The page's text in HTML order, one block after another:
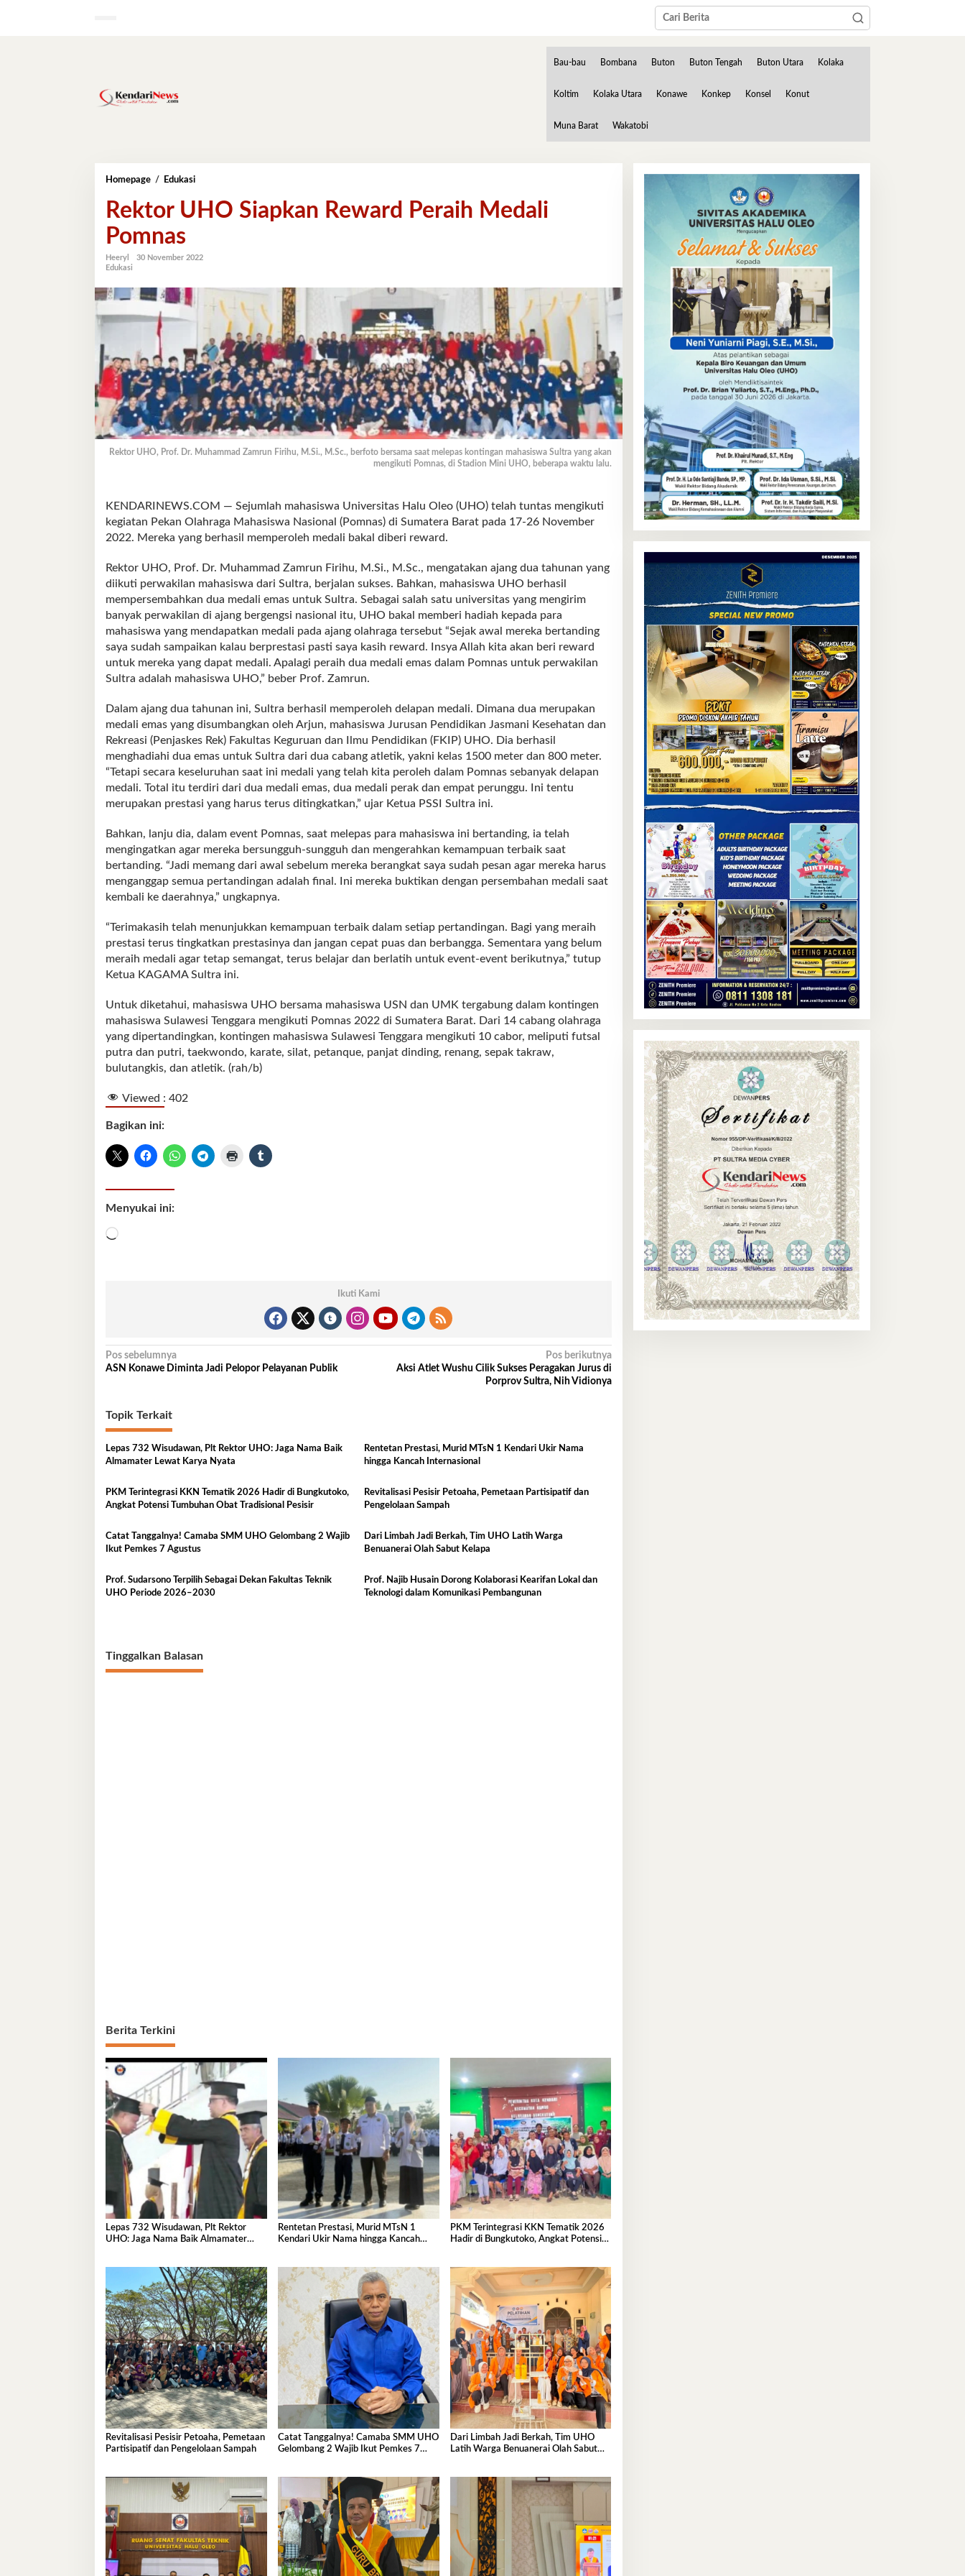
Bau-bau Bombana Buton Buton Tengah Buton Utara Kolaka
Koltim Kolaka Utara Konawe Konkep Konsel Konut
Muna Barat Wakatobi
Homepage / EdukasiRektor
Siapkan
Reward
Pomnas
Rektor UHO Siapkan Reward Peraih Medali
Pomnas
Heeryl
30 November 2022
Edukasi
Rektor UHO, Prof. Dr. Muhammad Zamrun Firihu, M.Si., M.Sc., berfoto bersama saat melepas kontingan mahasiswa Sultra yang akan
mengikuti Pomnas, di Stadion Mini UHO, beberapa waktu lalu.
KENDARINEWS.COM — Sejumlah mahasiswa Universitas Halu Oleo (UHO) telah tuntas mengikuti
kegiatan Pekan Olahraga Mahasiswa Nasional (Pomnas) di Sumatera Barat pada 17-26 November
2022. Mereka yang berhasil memperoleh medali bakal diberi reward.
Rektor UHO, Prof. Dr. Muhammad Zamrun Firihu, M.Si., M.Sc., mengatakan ajang dua tahunan yang
diikuti perwakilan mahasiswa dari Sultra, berjalan sukses. Bahkan, mahasiswa UHO berhasil
mempersembahkan dua medali emas untuk Sultra. Sebagai salah satu universitas yang mengirim
banyak perwakilan di ajang bergengsi nasional itu, UHO bakal memberi hadiah kepada para
mahasiswa yang mendapatkan medali pada ajang olahraga tersebut “Sejak awal mereka bertanding
saya sudah sampaikan kalau berprestasi pasti saya kasih reward. Insya Allah kita akan beri reward
untuk mereka yang dapat medali. Apalagi peraih dua medali emas dalam Pomnas untuk perwakilan
Sultra adalah mahasiswa UHO,” beber Prof. Zamrun.
Dalam ajang dua tahunan ini, Sultra berhasil memperoleh delapan medali. Dimana dua merupakan
medali emas yang disumbangkan oleh Arjun, mahasiswa Jurusan Pendidikan Jasmani Kesehatan dan
Rekreasi (Penjaskes Rek) Fakultas Keguruan dan Ilmu Pendidikan (FKIP) UHO. Dia berhasil
menghadiahi dua emas untuk Sultra dari dua cabang atletik, yakni kelas 1500 meter dan 800 meter.
“Tetapi secara keseluruhan saat ini medali yang telah kita peroleh dalam Pomnas sebanyak delapan
medali. Total itu terdiri dari dua medali emas, dua medali perak dan empat perunggu. Ini tentu
merupakan prestasi yang harus terus ditingkatkan,” ujar Ketua PSSI Sultra ini.
Bahkan, lanju dia, dalam event Pomnas, saat melepas para mahasiswa ini bertanding, ia telah
mengingatkan agar mereka bersungguh-sungguh dan mengerahkan kemampuan terbaik saat
bertanding. “Jadi memang dari awal sebelum mereka berangkat saya sudah pesan agar mereka harus
menganggap semua pertandingan adalah final. Ini mereka buktikan dengan persembahan medali saat
kembali ke daerahnya,” ungkapnya.
“Terimakasih telah menunjukkan kemampuan terbaik dalam setiap pertandingan. Bagi yang meraih
prestasi terus tingkatkan prestasinya dan jangan cepat puas dan berbangga. Sementara yang belum
meraih medali agar tetap semangat, terus belajar dan berlatih untuk event-event berikutnya,” tutup
Ketua KAGAMA Sultra ini.
Untuk diketahui, mahasiswa UHO bersama mahasiswa USN dan UMK tergabung dalam kontingen
mahasiswa Sulawesi Tenggara mengikuti Pomnas 2022 di Sumatera Barat. Dari 14 cabang olahraga
yang dipertandingkan, kontingen mahasiswa Sulawesi Tenggara mengikuti 10 cabor, meliputi futsal
putra dan putri, taekwondo, karate, silat, petanque, panjat dinding, renang, sepak takraw,
bulutangkis, dan atletik. (rah/b)
Viewed : 402
Bagikan ini:
Menyukai ini:
Memuat...
Ikuti Kami
Navigasi
Pos sebelumnya
ASN Konawe Diminta Jadi Pelopor Pelayanan Publik
Pos berikutnya
Aksi Atlet Wushu Cilik Sukses Peragakan Jurus di
Porprov Sultra, Nih Vidionya
Topik Terkait
Lepas 732 Wisudawan, Plt Rektor UHO: Jaga Nama Baik
Almamater Lewat Karya Nyata
Rentetan Prestasi, Murid MTsN 1 Kendari Ukir Nama
hingga Kancah Internasional
PKM Terintegrasi KKN Tematik 2026 Hadir di Bungkutoko,
Angkat Potensi Tumbuhan Obat Tradisional Pesisir
Revitalisasi Pesisir Petoaha, Pemetaan Partisipatif dan
Pengelolaan Sampah
Catat Tanggalnya! Camaba SMM UHO Gelombang 2 Wajib
Ikut Pemkes 7 Agustus
Dari Limbah Jadi Berkah, Tim UHO Latih Warga
Benuanerai Olah Sabut Kelapa
Prof. Sudarsono Terpilih Sebagai Dekan Fakultas Teknik
UHO Periode 2026–2030
Prof. Najib Husain Dorong Kolaborasi Kearifan Lokal dan
Teknologi dalam Komunikasi Pembangunan
Tinggalkan Balasan
Berita Terkini
Lepas 732 Wisudawan, Plt Rektor
UHO: Jaga Nama Baik Almamater
Rentetan Prestasi, Murid MTsN 1
Kendari Ukir Nama hingga Kancah
PKM Terintegrasi KKN Tematik 2026
Hadir di Bungkutoko, Angkat Potensi
Revitalisasi Pesisir Petoaha, Pemetaan
Partisipatif dan Pengelolaan Sampah
Catat Tanggalnya! Camaba SMM UHO
Gelombang 2 Wajib Ikut Pemkes 7
Dari Limbah Jadi Berkah, Tim UHO
Latih Warga Benuanerai Olah Sabut